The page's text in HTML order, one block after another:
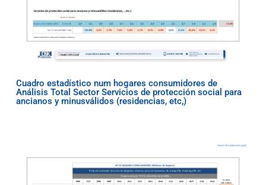
Cuadro estadístico num hogares consumidores de
Análisis Total Sector Servicios de protección social para
ancianos y minusválidos (residencias, etc,)